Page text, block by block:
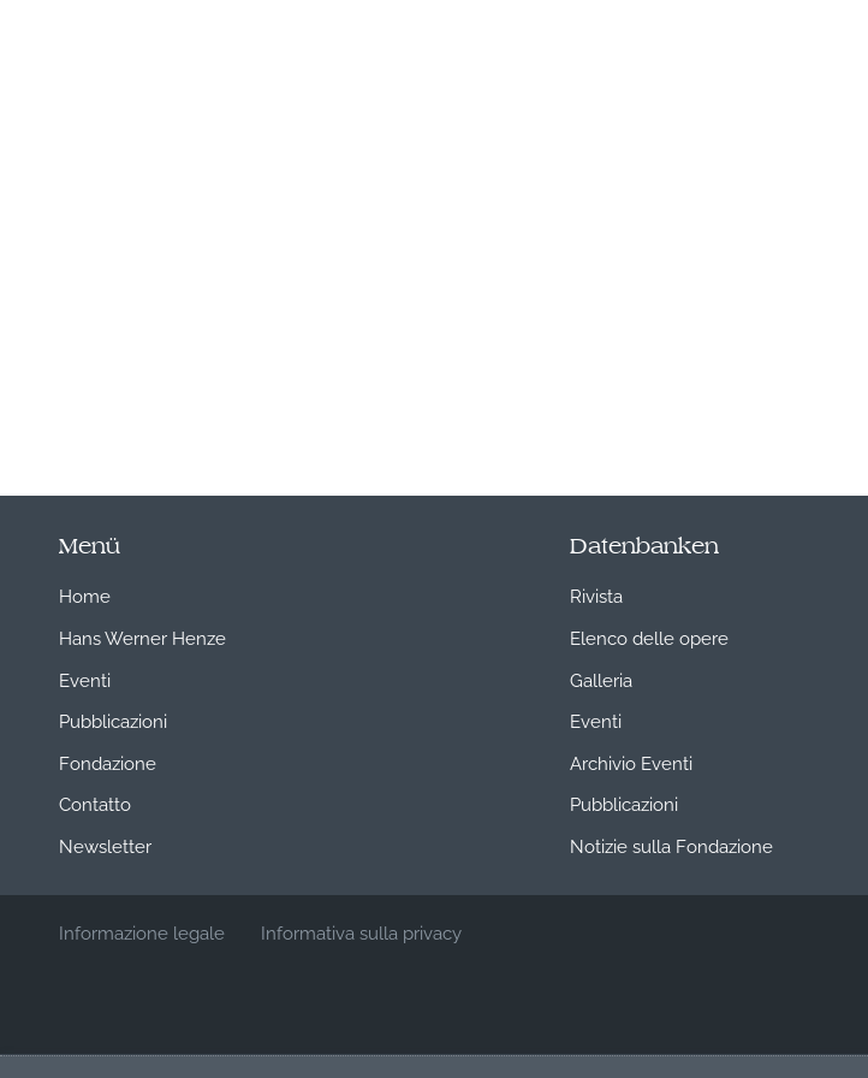
Menü
Home
Hans Werner Henze
Eventi
Pubblicazioni
Fondazione
Contatto
Newsletter
Datenbanken
Rivista
Elenco delle opere
Galleria
Eventi
Archivio Eventi
Pubblicazioni
Notizie sulla Fondazione
Informazione legale Informativa sulla privacy